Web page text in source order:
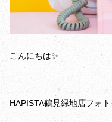
こんにちは✨
HAPISTA鶴見緑地店フォ